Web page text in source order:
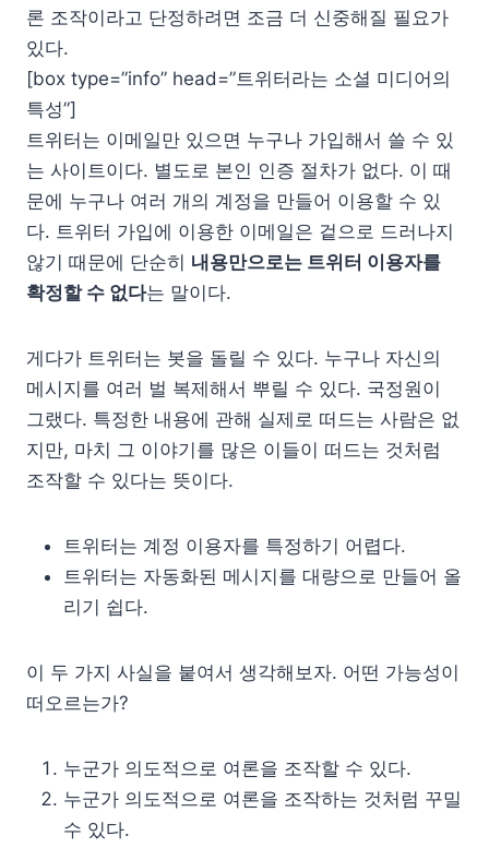
론 조작이라고 단정하려면 조금 더 신중해질 필요가
있다.
[box type=”info” head=”트위터라는 소셜 미디어의
특성”]
트위터는 이메일만 있으면 누구나 가입해서 쓸 수 있
는 사이트이다. 별도로 본인 인증 절차가 없다. 이 때
문에 누구나 여러 개의 계정을 만들어 이용할 수 있
다. 트위터 가입에 이용한 이메일은 겉으로 드러나지
않기 때문에 단순히 내용만으로는 트위터 이용자를
확정할 수 없다는 말이다.
게다가 트위터는 봇을 돌릴 수 있다. 누구나 자신의
메시지를 여러 벌 복제해서 뿌릴 수 있다. 국정원이
그랬다. 특정한 내용에 관해 실제로 떠드는 사람은 없
지만, 마치 그 이야기를 많은 이들이 떠드는 것처럼
조작할 수 있다는 뜻이다.
트위터는 계정 이용자를 특정하기 어렵다.
트위터는 자동화된 메시지를 대량으로 만들어 올
리기 쉽다.
이 두 가지 사실을 붙여서 생각해보자. 어떤 가능성이
떠오르는가?
누군가 의도적으로 여론을 조작할 수 있다.
누군가 의도적으로 여론을 조작하는 것처럼 꾸밀
수 있다.